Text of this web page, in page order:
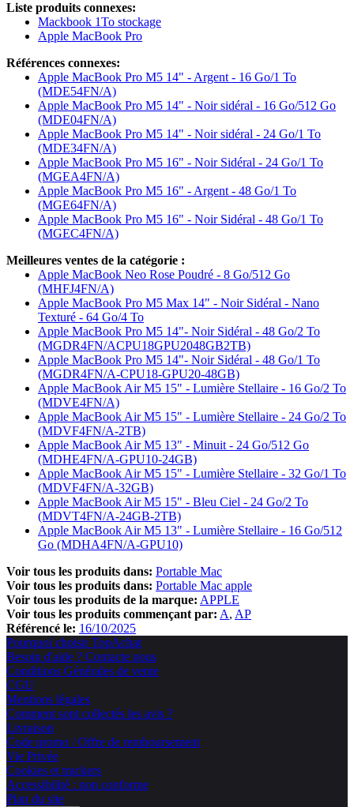
Liste produits connexes:
Mackbook 1To stockage
Apple MacBook Pro
Références connexes:
Apple MacBook Pro M5 14" - Argent - 16 Go/1 To
(MDE54FN/A)
Apple MacBook Pro M5 14" - Noir sidéral - 16 Go/512 Go
(MDE04FN/A)
Apple MacBook Pro M5 14" - Noir sidéral - 24 Go/1 To
(MDE34FN/A)
Apple MacBook Pro M5 16" - Noir Sidéral - 24 Go/1 To
(MGEA4FN/A)
Apple MacBook Pro M5 16" - Argent - 48 Go/1 To
(MGE64FN/A)
Apple MacBook Pro M5 16" - Noir Sidéral - 48 Go/1 To
(MGEC4FN/A)
Meilleures ventes de la catégorie :
Apple MacBook Neo Rose Poudré - 8 Go/512 Go
(MHFJ4FN/A)
Apple MacBook Pro M5 Max 14" - Noir Sidéral - Nano
Texturé - 64 Go/4 To
Apple MacBook Pro M5 14"- Noir Sidéral - 48 Go/2 To
(MGDR4FN/ACPU18GPU2048GB2TB)
Apple MacBook Pro M5 14"- Noir Sidéral - 48 Go/1 To
(MGDR4FN/A-CPU18-GPU20-48GB)
Apple MacBook Air M5 15" - Lumière Stellaire - 16 Go/2 To
(MDVE4FN/A)
Apple MacBook Air M5 15" - Lumière Stellaire - 24 Go/2 To
(MDVF4FN/A-2TB)
Apple MacBook Air M5 13" - Minuit - 24 Go/512 Go
(MDHE4FN/A-GPU10-24GB)
Apple MacBook Air M5 15" - Lumière Stellaire - 32 Go/1 To
(MDVF4FN/A-32GB)
Apple MacBook Air M5 15" - Bleu Ciel - 24 Go/2 To
(MDVT4FN/A-24GB-2TB)
Apple MacBook Air M5 13" - Lumière Stellaire - 16 Go/512
Go (MDHA4FN/A-GPU10)
Voir tous les produits dans: Portable Mac
Voir tous les produits dans: Portable Mac apple
Voir tous les produits de la marque: APPLE
Voir tous les produits commençant par: A AP
Référencé le: 16/10/2025
Pourquoi choisir TopAchat
Besoin d'aide ? Contacte nous
Conditions Générales de vente
CGU
Mentions légales
Comment sont collectés les avis ?
Livraison
Code promo / Offre de remboursement
Vie Privée
Cookies et trackers
Accessibilité : non conforme
Plan du site